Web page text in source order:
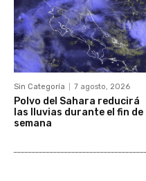
Sin Categoría 7 agosto, 2026
Polvo del Sahara reducirá
las lluvias durante el fin de
semana